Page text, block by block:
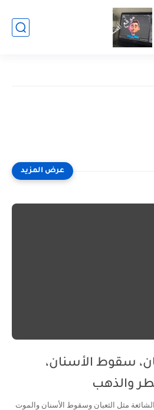
سقوط الأسنان،
والذهب
مثل الثعبان وسقوط الأسنان والموت